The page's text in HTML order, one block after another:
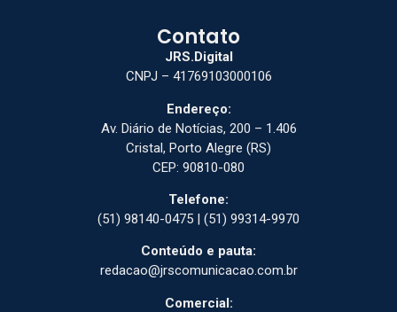
Contato
JRS.Digital
CNPJ – 41769103000106
Endereço:
Av. Diário de Notícias, 200 – 1.406
Cristal, Porto Alegre (RS)
CEP: 90810-080
Telefone:
(51) 98140-0475 | (51) 99314-9970
Conteúdo e pauta:
redacao@jrscomunicacao.com.br
Comercial: